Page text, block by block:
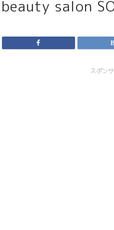
beauty salon
スポン